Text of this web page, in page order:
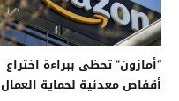
“أمازون” تحظى ببراءة اختراع
أقفاص معدنية لحماية العمال